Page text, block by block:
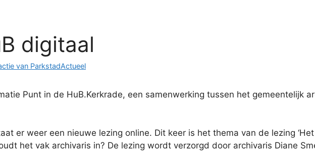
digitaal
van ParkstadActueel
Punt in de HuB.Kerkrade, een samenwerking tussen het gemeentelijk
er weer een nieuwe lezing online. Dit keer is het thema van de lezing
het vak archivaris in? De lezing wordt verzorgd door archivaris Diane